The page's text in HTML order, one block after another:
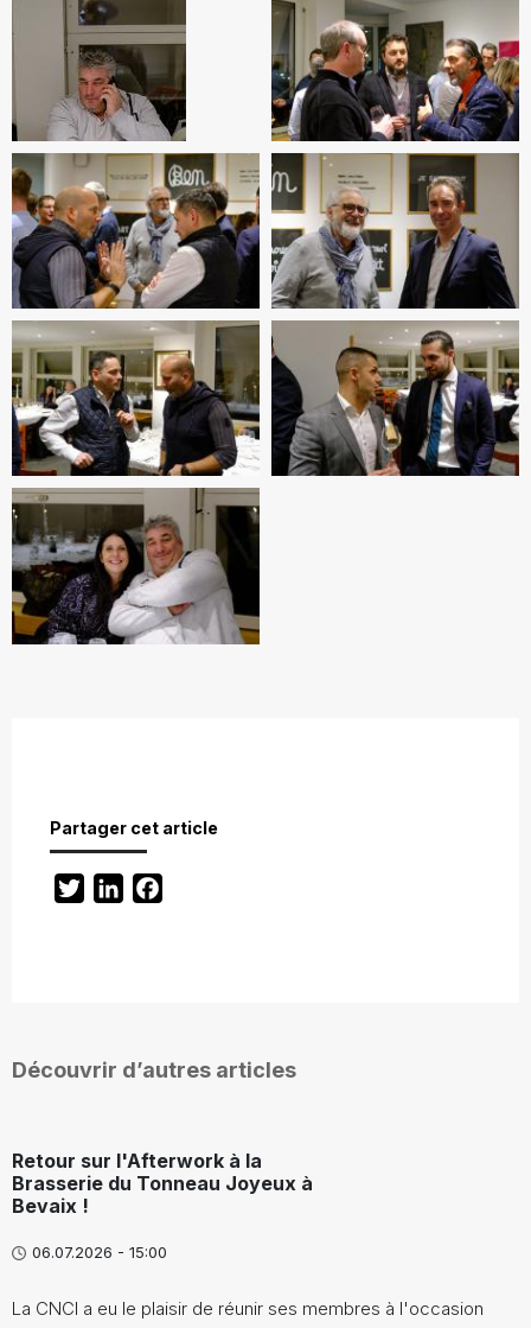
Partager cet article
TwitterLinkedIn
Découvrir d’autres articles
Retour sur l'Afterwork à la
Brasserie du Tonneau Joyeux à
Bevaix !
06.07.2026 - 15:00
La CNCI a eu le plaisir de réunir ses membres à l'occasion